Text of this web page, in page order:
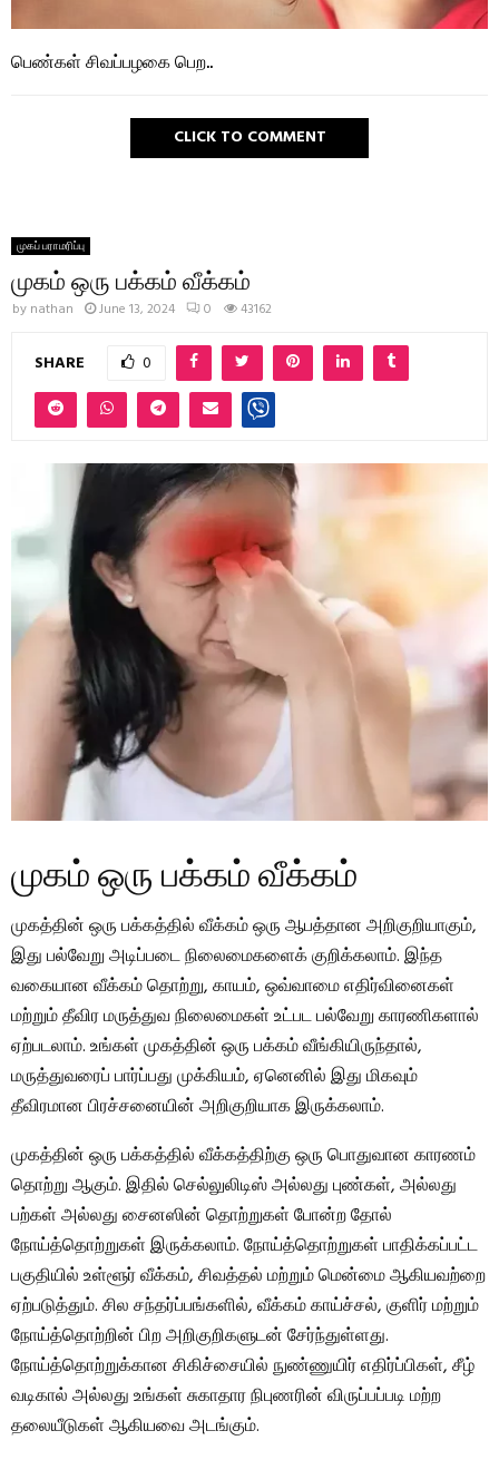
பெண்கள் சிவப்பழகை பெற..
CLICK TO COMMENT
முகப் பராமரிப்பு
முகம் ஒரு பக்கம் வீக்கம்
by nathan June 13, 2024 0 43162
SHARE 0
முகம் ஒரு பக்கம் வீக்கம்
முகத்தின் ஒரு பக்கத்தில் வீக்கம் ஒரு ஆபத்தான அறிகுறியாகும்,
இது பல்வேறு அடிப்படை நிலைமைகளைக் குறிக்கலாம். இந்த
வகையான வீக்கம் தொற்று, காயம், ஒவ்வாமை எதிர்வினைகள்
மற்றும் தீவிர மருத்துவ நிலைமைகள் உட்பட பல்வேறு காரணிகளால்
ஏற்படலாம். உங்கள் முகத்தின் ஒரு பக்கம் வீங்கியிருந்தால்,
மருத்துவரைப் பார்ப்பது முக்கியம், ஏனெனில் இது மிகவும்
தீவிரமான பிரச்சனையின் அறிகுறியாக இருக்கலாம்.
முகத்தின் ஒரு பக்கத்தில் வீக்கத்திற்கு ஒரு பொதுவான காரணம்
தொற்று ஆகும். இதில் செல்லுலிடிஸ் அல்லது புண்கள், அல்லது
பற்கள் அல்லது சைனஸின் தொற்றுகள் போன்ற தோல்
நோய்த்தொற்றுகள் இருக்கலாம். நோய்த்தொற்றுகள் பாதிக்கப்பட்ட
பகுதியில் உள்ளூர் வீக்கம், சிவத்தல் மற்றும் மென்மை ஆகியவற்றை
ஏற்படுத்தும். சில சந்தர்ப்பங்களில், வீக்கம் காய்ச்சல், குளிர் மற்றும்
நோய்த்தொற்றின் பிற அறிகுறிகளுடன் சேர்ந்துள்ளது.
நோய்த்தொற்றுக்கான சிகிச்சையில் நுண்ணுயிர் எதிர்ப்பிகள், சீழ்
வடிகால் அல்லது உங்கள் சுகாதார நிபுணரின் விருப்பப்படி மற்ற
தலையீடுகள் ஆகியவை அடங்கும்.